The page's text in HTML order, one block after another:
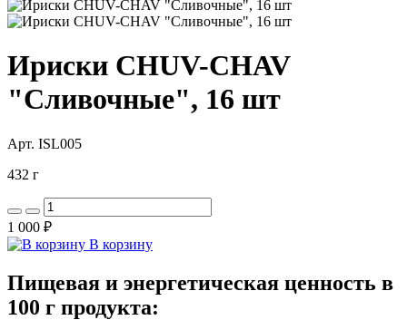
Ириски CHUV-CHAV
"Сливочные", 16 шт
Арт. ISL005
432 г
1 000 ₽
В корзину
Пищевая и энергетическая ценность в
100 г продукта: